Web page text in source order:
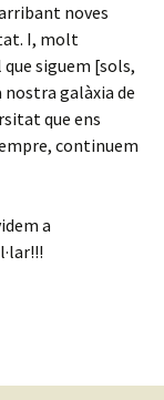
noves
I, molt
siguem [sols,
galàxia de
que ens
continuem
a